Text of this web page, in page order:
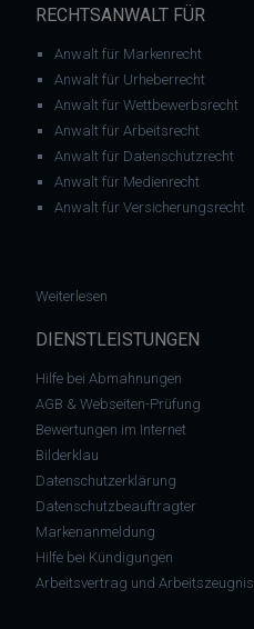
RECHTSANWALT FÜR
Anwalt für Markenrecht
Anwalt für Urheberrecht
Anwalt für Wettbewerbsrecht
Anwalt für Arbeitsrecht
Anwalt für Datenschutzrecht
Anwalt für Medienrecht
Anwalt für Versicherungsrecht
Weiterlesen
DIENSTLEISTUNGEN
Hilfe bei Abmahnungen
AGB & Webseiten-Prüfung
Bewertungen im Internet
Bilderklau
Datenschutzerklärung
Datenschutzbeauftragter
Markenanmeldung
Hilfe bei Kündigungen
Arbeitsvertrag und Arbeitszeugnis